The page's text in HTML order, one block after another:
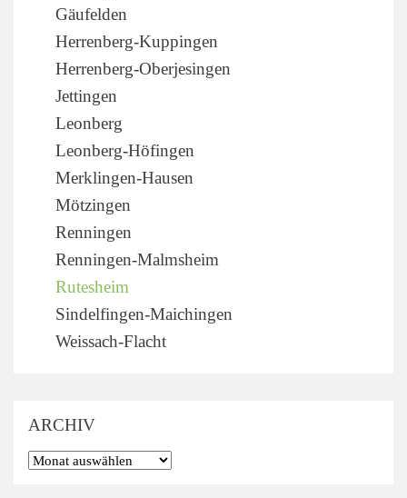
Gäufelden
Herrenberg-Kuppingen
Herrenberg-Oberjesingen
Jettingen
Leonberg
Leonberg-Höfingen
Merklingen-Hausen
Mötzingen
Renningen
Renningen-Malmsheim
Rutesheim
Sindelfingen-Maichingen
Weissach-Flacht
ARCHIV